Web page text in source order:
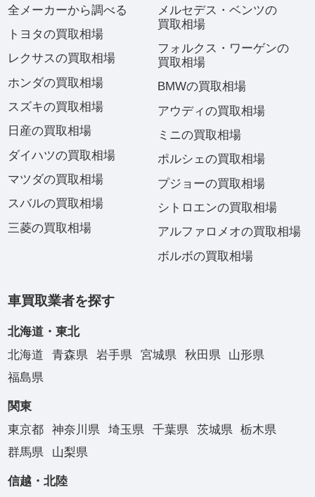
全メーカーから調べる
トヨタの買取相場
レクサスの買取相場
ホンダの買取相場
スズキの買取相場
日産の買取相場
ダイハツの買取相場
マツダの買取相場
スバルの買取相場
三菱の買取相場
メルセデス・ベンツの
買取相場
フォルクス・ワーゲンの
買取相場
BMWの買取相場
アウディの買取相場
ミニの買取相場
ポルシェの買取相場
プジョーの買取相場
シトロエンの買取相場
アルファロメオの買取相場
ボルボの買取相場
車買取業者を探す
北海道・東北
北海道
青森県 岩手県 宮城県 秋田県
山形県
福島県
関東
東京都
神奈川県 埼玉県 千葉県 茨城県
栃木県
群馬県
山梨県
信越・北陸